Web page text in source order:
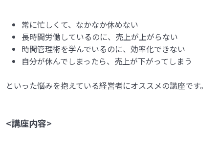
常に忙しくて、なかなか休めない
長時間労働しているのに、売上が上がらない
時間管理術を学んでいるのに、効率化できない
自分が休んでしまったら、売上が下がってしまう
といった悩みを抱えている経営者にオススメの講座です。
<講座内容>